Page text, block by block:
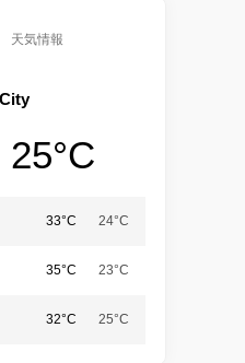
天気情報
25°C
33°C 24°C
35°C 23°C
32°C 25°C